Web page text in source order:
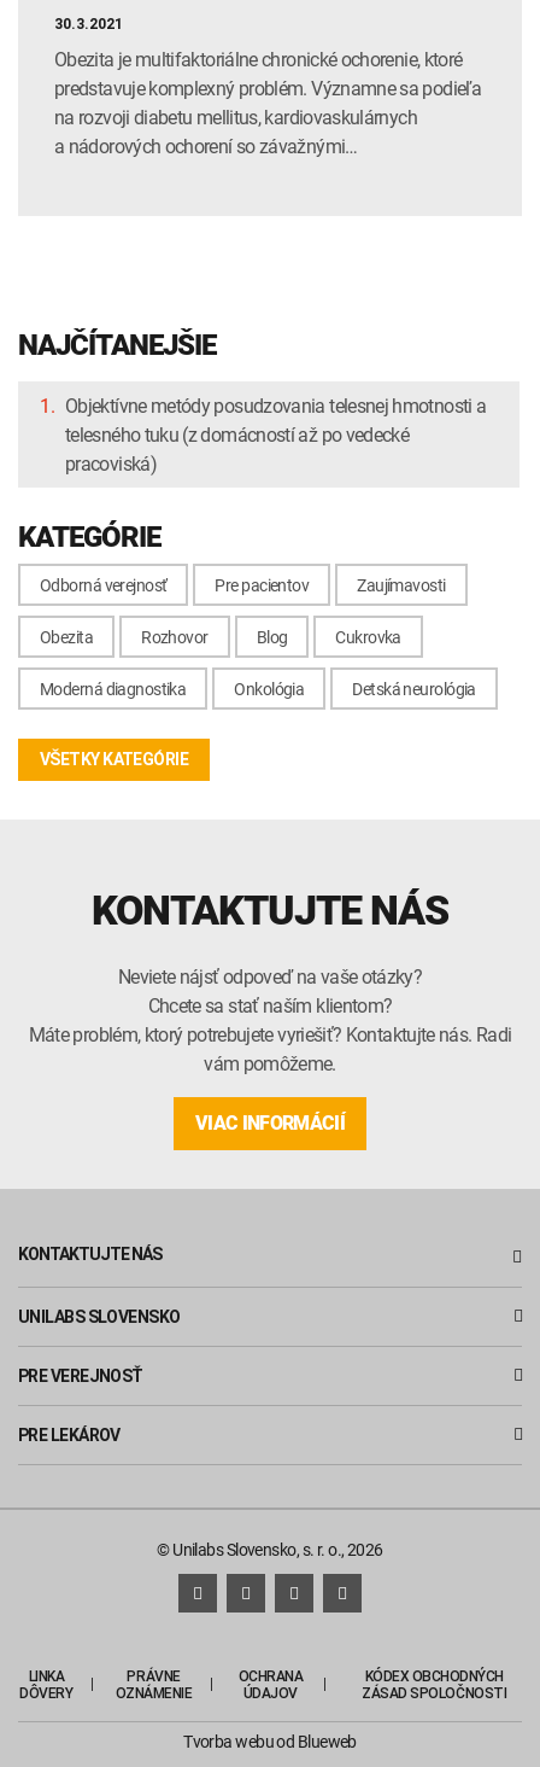
30.3.2021
Obezita je multifaktoriálne chronické ochorenie, ktoré
predstavuje komplexný problém. Významne sa podieľa
na rozvoji diabetu mellitus, kardiovaskulárnych
a nádorových ochorení so závažnými…
NAJČÍTANEJŠIE
1. Objektívne metódy posudzovania telesnej hmotnosti a
telesného tuku (z domácností až po vedecké
pracoviská)
KATEGÓRIE
Odborná verejnosť Pre pacientov Zaujímavosti
Obezita Rozhovor Blog Cukrovka
Moderná diagnostika Onkológia Detská neurológia
VŠETKY KATEGÓRIE
KONTAKTUJTE NÁS
Neviete nájsť odpoveď na vaše otázky?
Chcete sa stať naším klientom?
Máte problém, ktorý potrebujete vyriešiť? Kontaktujte nás. Radi
vám pomôžeme.
VIAC INFORMÁCIÍ
KONTAKTUJTE NÁS
UNILABS SLOVENSKO
PRE VEREJNOSŤ
PRE LEKÁROV
© Unilabs Slovensko, s. r. o., 2026
LINKA
DÔVERY
PRÁVNE
OZNÁMENIE
OCHRANA
ÚDAJOV
KÓDEX OBCHODNÝCH
ZÁSAD SPOLOČNOSTI
Tvorba webuod Blueweb